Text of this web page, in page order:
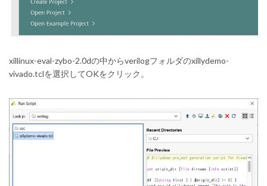
xillinux-eval-zybo-2.0dの中からverilogフォルダのxillydemo-
vivado.tclを選択してOKをクリック。